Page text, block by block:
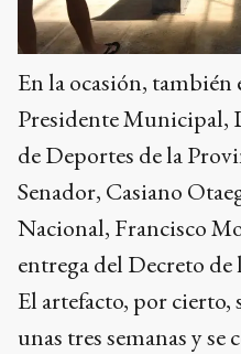
En la ocasión, también
Presidente Municipal,
de Deportes de la
Senador, Casiano
Nacional, Francisco
entrega del Decreto de
El artefacto, por
unas tres semanas y se